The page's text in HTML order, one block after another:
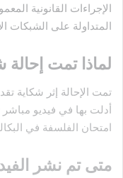
الإجراءات القانونية
المتداولة على الشبكات
لماذا تمت
تمت الإحالة إثر شكاية
أدلت بها في فيديو
امتحان الفلسفة في البكالوريا
متى تم نشر